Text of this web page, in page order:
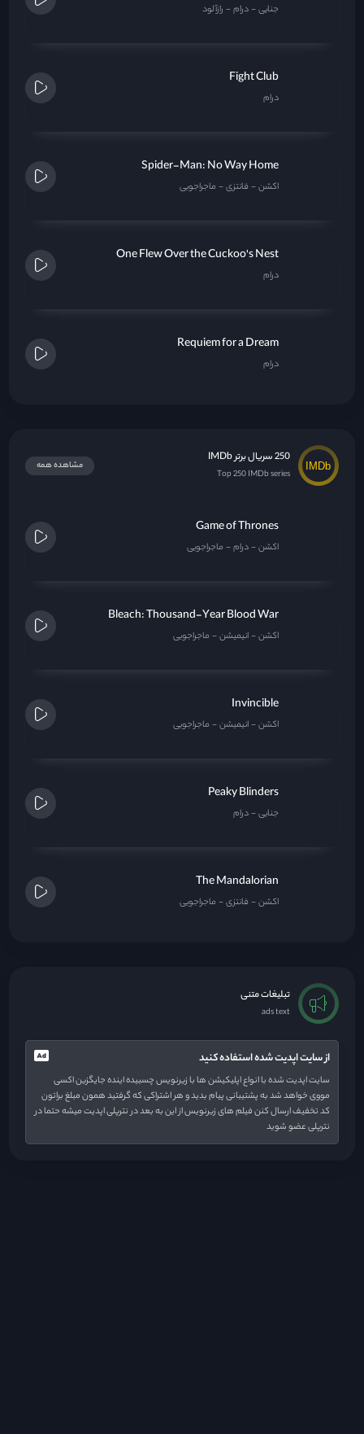
جنایی درام رازآلود
Fight Club
درام
Spider-Man: No Way Home
اکشن فانتزی ماجراجویی
One Flew Over the Cuckoo's Nest
درام
Requiem for a Dream
درام
250 سریال برتر IMDb
Top 250 IMDb series
مشاهده همه
Game of Thrones
اکشن درام ماجراجویی
Bleach: Thousand-Year Blood War
اکشن انیمیشن ماجراجویی
Invincible
اکشن انیمیشن ماجراجویی
Peaky Blinders
جنایی درام
The Mandalorian
اکشن فانتزی ماجراجویی
تبلیغات متنی
ads text
از سایت اپدیت شده استفاده کنید
سایت اپدیت شده با انواع اپلیکیشن ها با زیرنویس چسبیده اینده جایگزین اکسی
مووی خواهد شد به پشتیبانی پیام بدید و هر اشتراکی که گرفتید همون مبلغ براتون
کد تخفیف ارسال کنن فیلم های زیرنویس از این به بعد در نترپلی اپدیت میشه حتما در
نترپلی عضو شوید